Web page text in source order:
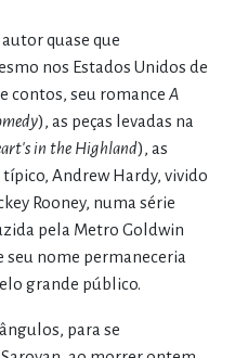
quase que
nos Estados Unidos de
contos, seu romance A
), as peças levadas na
in the Highland), as
Andrew Hardy, vivido
Rooney, numa série
pela Metro Goldwin
seu nome permaneceria
grande público.
para se